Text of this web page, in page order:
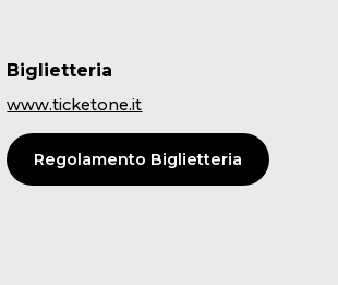
Biglietteria
www.ticketone.it
Regolamento Biglietteria